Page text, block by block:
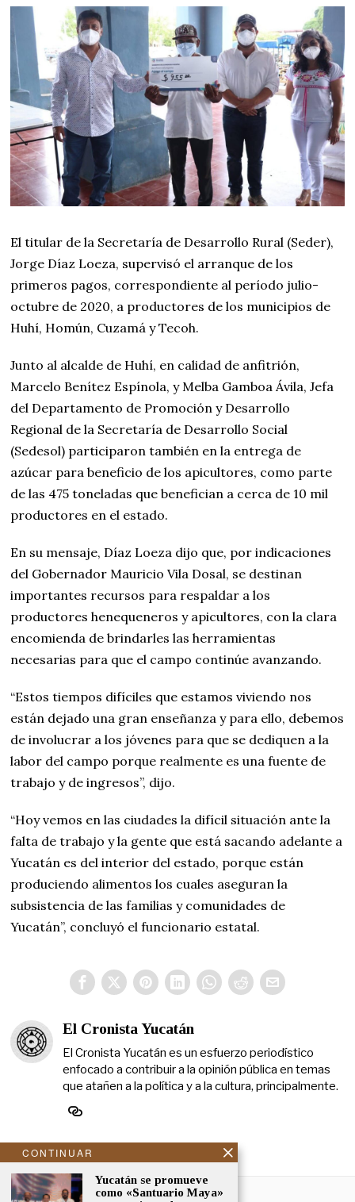
El titular de la Secretaría de Desarrollo Rural (Seder),
Jorge Díaz Loeza, supervisó el arranque de los
primeros pagos, correspondiente al período julio-
octubre de 2020, a productores de los municipios de
Huhí, Homún, Cuzamá y Tecoh.
Junto al alcalde de Huhí, en calidad de anfitrión,
Marcelo Benítez Espínola, y Melba Gamboa Ávila, Jefa
del Departamento de Promoción y Desarrollo
Regional de la Secretaría de Desarrollo Social
(Sedesol) participaron también en la entrega de
azúcar para beneficio de los apicultores, como parte
de las 475 toneladas que benefician a cerca de 10 mil
productores en el estado.
En su mensaje, Díaz Loeza dijo que, por indicaciones
del Gobernador Mauricio Vila Dosal, se destinan
importantes recursos para respaldar a los
productores henequeneros y apicultores, con la clara
encomienda de brindarles las herramientas
necesarias para que el campo continúe avanzando.
“Estos tiempos difíciles que estamos viviendo nos
están dejado una gran enseñanza y para ello, debemos
de involucrar a los jóvenes para que se dediquen a la
labor del campo porque realmente es una fuente de
trabajo y de ingresos”, dijo.
“Hoy vemos en las ciudades la difícil situación ante la
falta de trabajo y la gente que está sacando adelante a
Yucatán es del interior del estado, porque están
produciendo alimentos los cuales aseguran la
subsistencia de las familias y comunidades de
Yucatán”, concluyó el funcionario estatal.
El Cronista Yucatán
El Cronista Yucatán es un esfuerzo periodístico
enfocado a contribuir a la opinión pública en temas
que atañen a la política y a la cultura, principalmente.
NOSOTROS
CONTINUAR
Yucatán se promueve
como «Santuario Maya»